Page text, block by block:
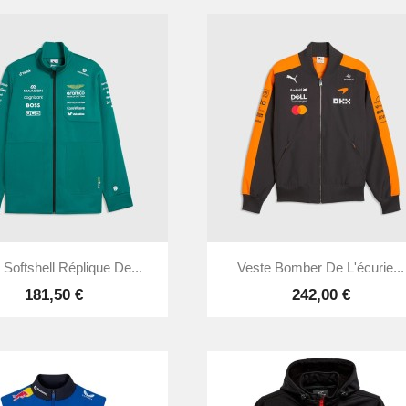
Aperçu rapide
Softshell Réplique De...
181,50 €
Aperçu rapide
Veste Bomber De L'écurie...
242,00 €